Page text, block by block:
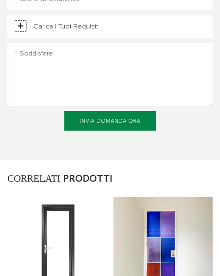
Carica I Tuoi Requisiti
Soddisfare
INVIA DOMANDA ORA
CORRELATI PRODOTTI